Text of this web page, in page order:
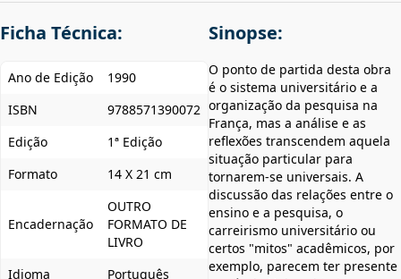
Ficha Técnica:
Ano de Edição
1990
ISBN
9788571390072
Edição
1ª Edição
Formato
14 X 21 cm
Encadernação
OUTRO
FORMATO DE
LIVRO
Idioma
Português
Sinopse:
O ponto de partida desta obra
é o sistema universitário e a
organização da pesquisa na
França, mas a análise e as
reflexões transcendem aquela
situação particular para
tornarem-se universais. A
discussão das relações entre o
ensino e a pesquisa, o
carreirismo universitário ou
certos "mitos" acadêmicos, por
exemplo, parecem ter presente